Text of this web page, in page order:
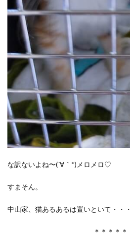
な訳ないよね〜(´∀｀*)メロメロ♡
すまそん。
中山家、猫あるあるは置いといて・・・
＊＊＊＊＊